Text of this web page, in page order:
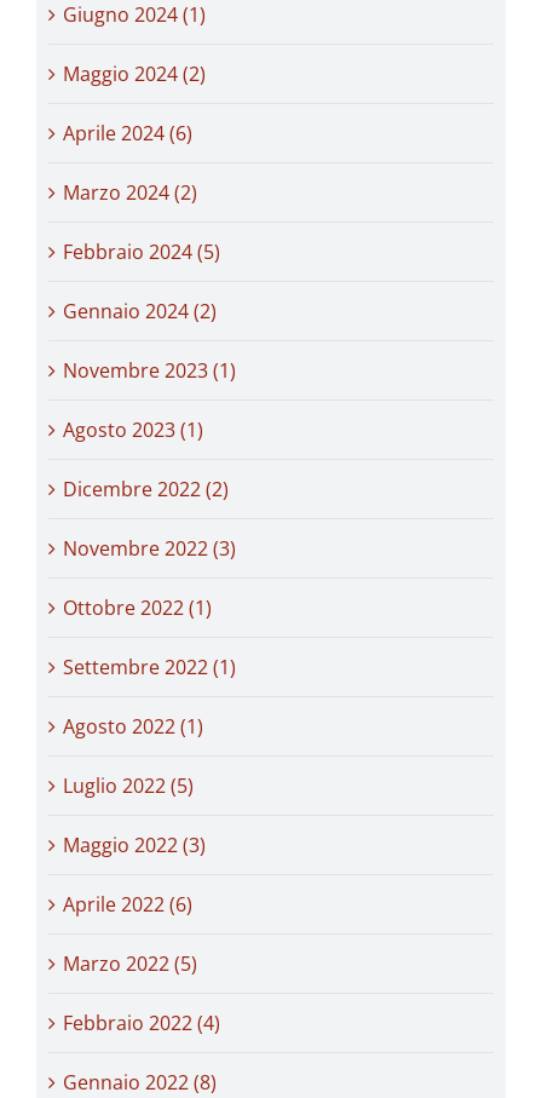
Giugno 2024 (1)
Maggio 2024 (2)
Aprile 2024 (6)
Marzo 2024 (2)
Febbraio 2024 (5)
Gennaio 2024 (2)
Novembre 2023 (1)
Agosto 2023 (1)
Dicembre 2022 (2)
Novembre 2022 (3)
Ottobre 2022 (1)
Settembre 2022 (1)
Agosto 2022 (1)
Luglio 2022 (5)
Maggio 2022 (3)
Aprile 2022 (6)
Marzo 2022 (5)
Febbraio 2022 (4)
Gennaio 2022 (8)